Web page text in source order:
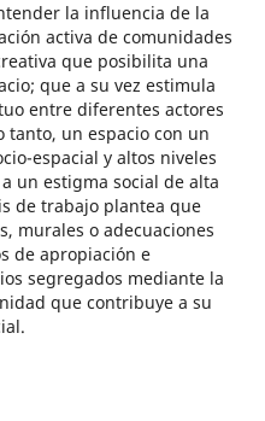
la influencia de la
activa de comunidades
que posibilita una
que a su vez estimula
entre diferentes actores
tanto, un espacio con un
espacial y altos niveles
un estigma social de alta
de trabajo plantea que
murales o adecuaciones
de apropiación e
segregados mediante la
que contribuye a su